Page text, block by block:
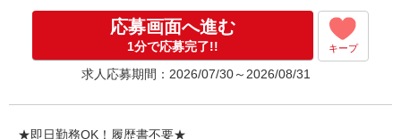
入社祝い金10万円支給(規定有)
お友達を紹介頂くと,
インセンティブ支給(規定有)
゜・。○。・゜+゜・。○。・゜+゜
応募画面へ進む
1分で応募完了!! キープ
求人応募期間：2026/07/30～2026/08/31
★即日勤務OK！履歴書不要★